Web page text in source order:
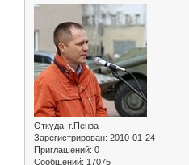
Откуда: г.Пенза
Зарегистрирован: 2010-01-24
Приглашений: 0
Сообщений: 17075